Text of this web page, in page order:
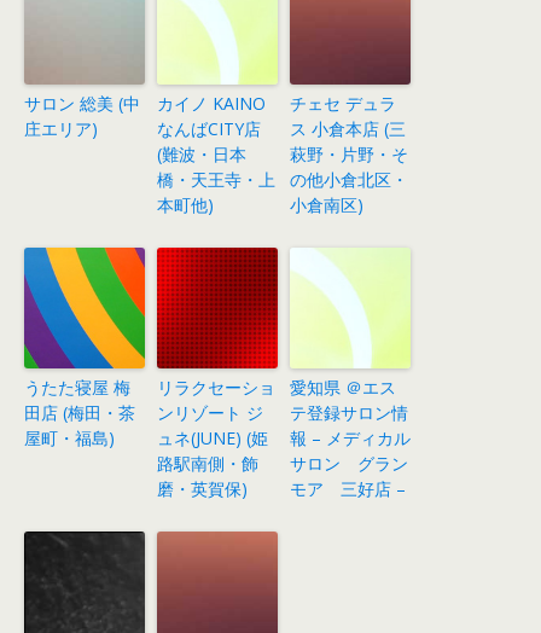
サロン 総美 (中
庄エリア)
カイノ KAINO
なんばCITY店
(難波・日本
橋・天王寺・上
本町他)
チェセ デュラ
ス 小倉本店 (三
萩野・片野・そ
の他小倉北区・
小倉南区)
うたた寝屋 梅
田店 (梅田・茶
屋町・福島)
リラクセーショ
ンリゾート ジ
ュネ(JUNE) (姫
路駅南側・飾
磨・英賀保)
愛知県 ＠エス
テ登録サロン情
報 – メディカル
サロン グラン
モア 三好店 –